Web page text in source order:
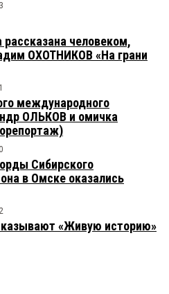
человеком,
ОХОТНИКОВ «На грани
международного
ОЛЬКОВ и омичка
Сибирского
в Омске оказались
«Живую историю»